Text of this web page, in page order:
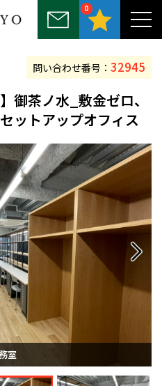
0
50坪～75坪
75坪～100坪
御茶ノ水_敷金ゼロ、
ットアップオフィス
問い合わせ番号： 32945
室